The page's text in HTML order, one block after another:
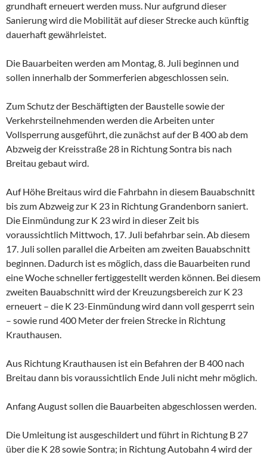
grundhaft erneuert werden muss. Nur aufgrund dieser
Sanierung wird die Mobilität auf dieser Strecke auch künftig
dauerhaft gewährleistet.
Die Bauarbeiten werden am Montag, 8. Juli beginnen und
sollen innerhalb der Sommerferien abgeschlossen sein.
Zum Schutz der Beschäftigten der Baustelle sowie der
Verkehrsteilnehmenden werden die Arbeiten unter
Vollsperrung ausgeführt, die zunächst auf der B 400 ab dem
Abzweig der Kreisstraße 28 in Richtung Sontra bis nach
Breitau gebaut wird.
Auf Höhe Breitaus wird die Fahrbahn in diesem Bauabschnitt
bis zum Abzweig zur K 23 in Richtung Grandenborn saniert.
Die Einmündung zur K 23 wird in dieser Zeit bis
voraussichtlich Mittwoch, 17. Juli befahrbar sein. Ab diesem
17. Juli sollen parallel die Arbeiten am zweiten Bauabschnitt
beginnen. Dadurch ist es möglich, dass die Bauarbeiten rund
eine Woche schneller fertiggestellt werden können. Bei diesem
zweiten Bauabschnitt wird der Kreuzungsbereich zur K 23
erneuert – die K 23-Einmündung wird dann voll gesperrt sein
– sowie rund 400 Meter der freien Strecke in Richtung
Krauthausen.
Aus Richtung Krauthausen ist ein Befahren der B 400 nach
Breitau dann bis voraussichtlich Ende Juli nicht mehr möglich.
Anfang August sollen die Bauarbeiten abgeschlossen werden.
Die Umleitung ist ausgeschildert und führt in Richtung B 27
über die K 28 sowie Sontra; in Richtung Autobahn 4 wird der